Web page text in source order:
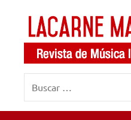
contenido
LaCarne
Magazine
de
música
internacional